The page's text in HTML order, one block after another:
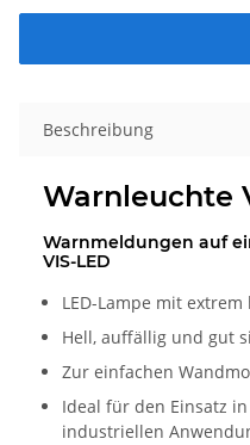
Beschreibung
Warnleuchte
Warnmeldungen auf
VIS-LED
LED-Lampe mit
Hell, auffällig und gut
Zur einfachen
Ideal für den Einsatz
industriellen